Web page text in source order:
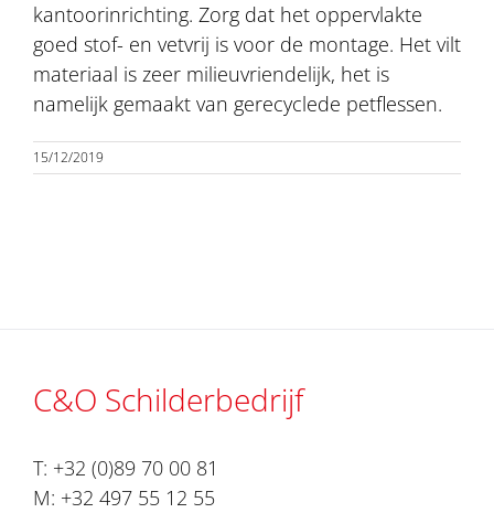
kantoorinrichting. Zorg dat het oppervlakte
goed stof- en vetvrij is voor de montage. Het vilt
materiaal is zeer milieuvriendelijk, het is
namelijk gemaakt van gerecyclede petflessen.
15/12/2019
C&O Schilderbedrijf
T: +32 (0)89 70 00 81
M: +32 497 55 12 55